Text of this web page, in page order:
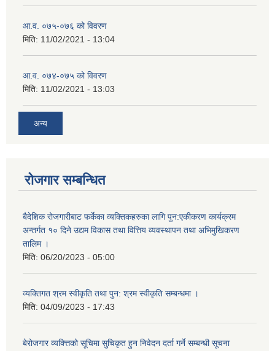
आ.व. ०७५-०७६ को विवरण
मिति: 11/02/2021 - 13:04
आ.व. ०७४-०७५ को विवरण
मिति: 11/02/2021 - 13:03
अन्य
रोजगार सम्बन्धित
बैदेशिक रोजगारीबाट फर्केका व्यक्तिकहरुका लागि पुन:एकीकरण कार्यक्रम
अन्तर्गत १० दिने उद्यम विकास तथा वित्तिय व्यवस्थापन तथा अभिमुखिकरण
तालिम ।
मिति: 06/20/2023 - 05:00
व्यक्तिगत श्रम स्वीकृति तथा पुन: श्रम स्वीकृति सम्बन्धमा ।
मिति: 04/09/2023 - 17:43
बेरोजगार व्यक्त्तिको सूचिमा सुचिकृत हुन निवेदन दर्ता गर्ने सम्बन्धी सूचना